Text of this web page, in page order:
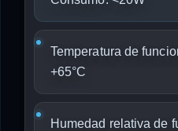
Temperatura de
+65°C
Humedad relativa de